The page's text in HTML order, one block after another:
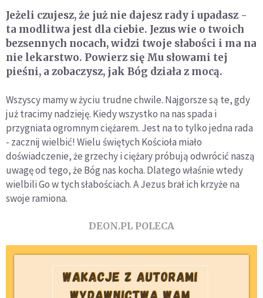
Jeżeli czujesz, że już nie dajesz rady i upadasz -
ta modlitwa jest dla ciebie. Jezus wie o twoich
bezsennych nocach, widzi twoje słabości i ma na
nie lekarstwo. Powierz się Mu słowami tej
pieśni, a zobaczysz, jak Bóg działa z mocą.
Wszyscy mamy w życiu trudne chwile. Najgorsze są te, gdy
już tracimy nadzieję. Kiedy wszystko na nas spada i
przygniata ogromnym ciężarem. Jest na to tylko jedna rada
- zacznij wielbić! Wielu świętych Kościoła miało
doświadczenie, że grzechy i ciężary próbują odwrócić naszą
uwagę od tego, że Bóg nas kocha. Dlatego właśnie wtedy
wielbili Go w tych słabościach. A Jezus brał ich krzyże na
swoje ramiona.
DEON.PL POLECA